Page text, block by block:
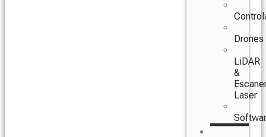
Drones
LiDAR
&
Laser